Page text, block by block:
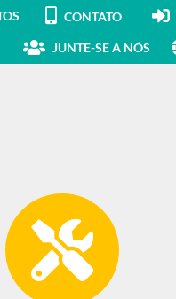
CONTATO
JUNTE-SE A NÓS